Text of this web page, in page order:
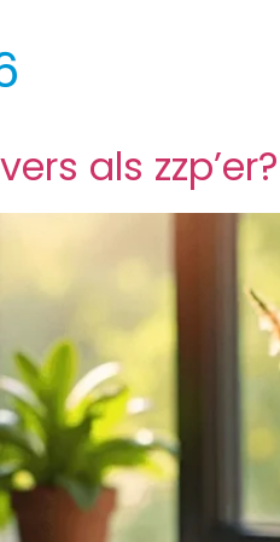
als